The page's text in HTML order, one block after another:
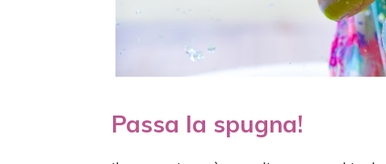
Passa la spugna!